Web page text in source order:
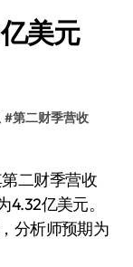
美元
#第二财季营收
亿美元。
分析师预期为